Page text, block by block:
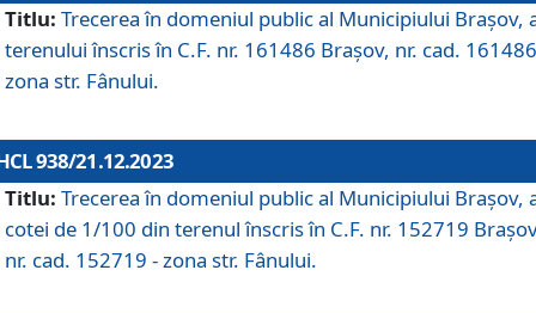
Titlu: Trecerea în domeniul public al Municipiului Braşov,
terenului înscris în C.F. nr. 161486 Brașov, nr. cad.
zona str. Fânului.
938/21.12.2023
Titlu: Trecerea în domeniul public al Municipiului Braşov,
cotei de 1/100 din terenul înscris în C.F. nr. 152719
nr. cad. 152719 - zona str. Fânului.